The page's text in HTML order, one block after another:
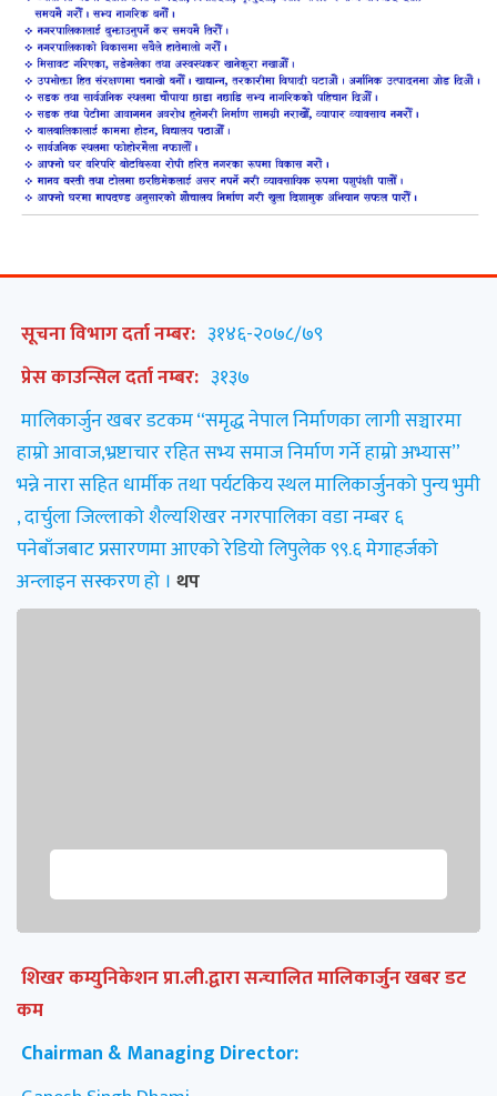
सूचना विभाग दर्ता नम्बर: ३१४६-२०७८/७९
प्रेस काउन्सिल दर्ता नम्बर: ३१३७
मालिकार्जुन खबर डटकम “समृद्ध नेपाल निर्माणका लागी सञ्चारमा
हाम्रो आवाज,भ्रष्टाचार रहित सभ्य समाज निर्माण गर्ने हाम्रो अभ्यास”
भन्ने नारा सहित धार्मीक तथा पर्यटकिय स्थल मालिकार्जुनको पुन्य भुमी
, दार्चुला जिल्लाको शैल्यशिखर नगरपालिका वडा नम्बर ६
पनेबाँजबाट प्रसारणमा आएको रेडियो लिपुलेक ९९.६ मेगाहर्जको
अन्लाइन सस्करण हो । थप
शिखर कम्युनिकेशन प्रा.ली.द्वारा सन्चालित मालिकार्जुन खबर डट
कम
Chairman & Managing Director: